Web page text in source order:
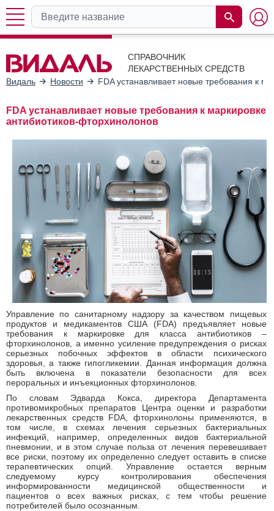
СПРАВОЧНИК
ЛЕКАРСТВЕННЫХ СРЕДСТВ
Видаль
Новости FDA устанавливает новые требования к
FDA устанавливает новые требования к маркировке
антибиотиков-фторхинолонов
Управление по санитарному надзору за качеством пищевых
продуктов и медикаментов США (FDA) предъявляет новые
требования к маркировке для класса антибиотиков –
фторхинолонов, а именно усиление предупреждения о рисках
серьезных побочных эффектов в области психического
здоровья, а также гипогликемии. Данная информация должна
быть включена в показатели безопасности для всех
пероральных и инъекционных фторхинолонов.
По словам Эдварда Кокса, директора Департамента
противомикробных препаратов Центра оценки и разработки
лекарственных средств FDA, фторхинолоны применяются, в
том числе, в схемах лечения серьезных бактериальных
инфекций, например, определенных видов бактериальной
пневмонии, и в этом случае польза от лечения перевешивает
все риски, поэтому их определенно следует оставить в списке
терапевтических опций. Управление остается верным
следуемому курсу контролирования обеспечения
информированности медицинской общественности и
пациентов о всех важных рисках, с тем чтобы решение
потребителей было осознанным.